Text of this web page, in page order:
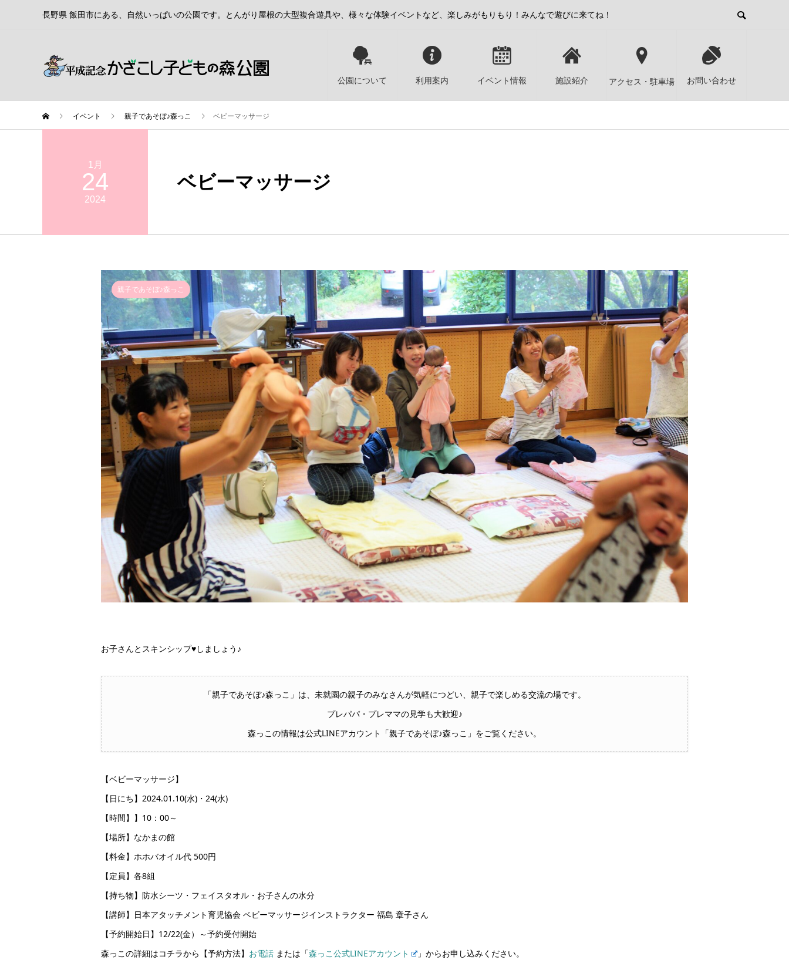
長野県 飯田市にある、自然いっぱいの公園です。とんがり屋根の大型複合遊具や、様々な体験イベントなど、楽しみがもりもり！みんなで遊びに来てね！
公園について 利用案内 イベント情報 施設紹介 アクセス・駐車場 お問い合わせ
イベント 親子であそぼ♪森っこ ベビーマッサージ
1月
24
2024
ベビーマッサージ
親子であそぼ♪森っこ
お子さんとスキンシップ♥しましょう♪
「親子であそぼ♪森っこ」は、未就園の親子のみなさんが気軽につどい、親子で楽しめる交流の場です。
プレパパ・プレママの見学も大歓迎♪
森っこの情報は公式LINEアカウント「親子であそぼ♪森っこ」をご覧ください。
【ベビーマッサージ】
【日にち】2024.01.10(水)・24(水)
【時間】】10：00～
【場所】なかまの館
【料金】ホホバオイル代 500円
【定員】各8組
【持ち物】防水シーツ・フェイスタオル・お子さんの水分
【講師】日本アタッチメント育児協会 ベビーマッサージインストラクター 福島 章子さん
【予約開始日】12/22(金）～予約受付開始
森っこの詳細はコチラから【予約方法】 お電話 または「森っこ公式LINEアカウント 」からお申し込みください。